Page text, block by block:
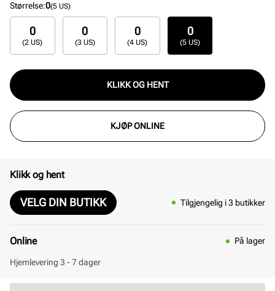
Størrelse:0(5 US)
0
(2 US)
0
(3 US)
0
(4 US)
0
(5 US)
KLIKK OG HENT
KJØP ONLINE
Klikk og hent
VELG DIN BUTIKK Tilgjengelig i 3 butikker
Online På lager
Hjemlevering 3 - 7 dager